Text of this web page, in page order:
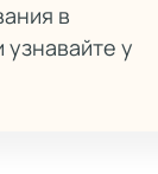
в
у